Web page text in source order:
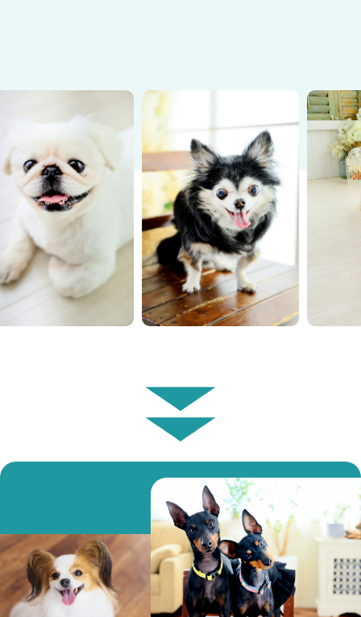
・・・・・・・・・・・